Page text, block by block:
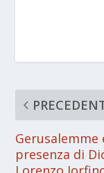
Gerusalemme
presenza di